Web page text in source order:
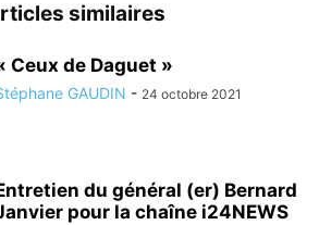
similaires
Ceux de Daguet »
GAUDIN - 24 octobre 2021
du général (er) Bernard
pour la chaîne i24NEWS